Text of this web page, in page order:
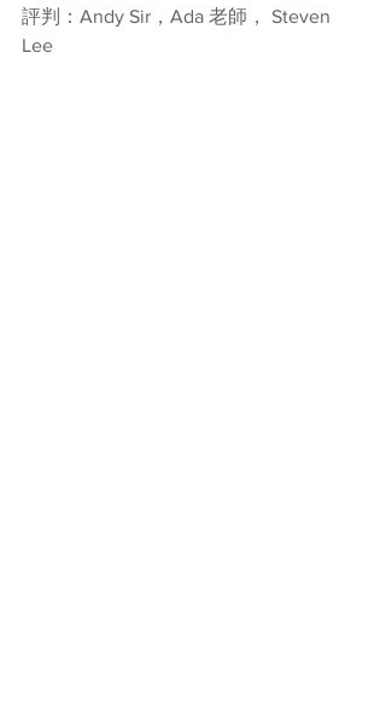
評判：Andy Sir，Ada 老師， Steven
Lee